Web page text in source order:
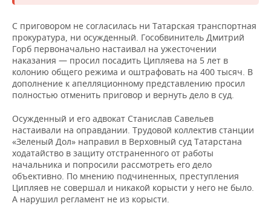
С приговором не согласилась ни Татарская транспортная
прокуратура, ни осужденный. Гособвинитель Дмитрий
Горб первоначально настаивал на ужесточении
наказания — просил посадить Ципляева на 5 лет в
колонию общего режима и оштрафовать на 400 тысяч. В
дополнение к апелляционному представлению просил
полностью отменить приговор и вернуть дело в суд.
Осужденный и его адвокат Станислав Савельев
настаивали на оправдании. Трудовой коллектив станции
«Зеленый Дол» направил в Верховный суд Татарстана
ходатайство в защиту отстраненного от работы
начальника и попросили рассмотреть его дело
объективно. По мнению подчиненных, преступления
Ципляев не совершал и никакой корысти у него не было.
А нарушил регламент не из корысти.